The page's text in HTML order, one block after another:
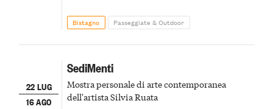
Bistagno Passeggiate & Outdoor
22 LUG
16 AGO
SediMenti
Mostra personale di arte contemporanea
dell'artista Silvia Ruata